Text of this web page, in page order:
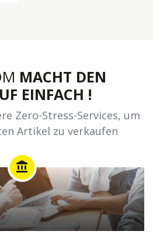
MACHT DEN
EINFACH !
Zero-Stress-Services, um
Artikel zu verkaufen
account_balance